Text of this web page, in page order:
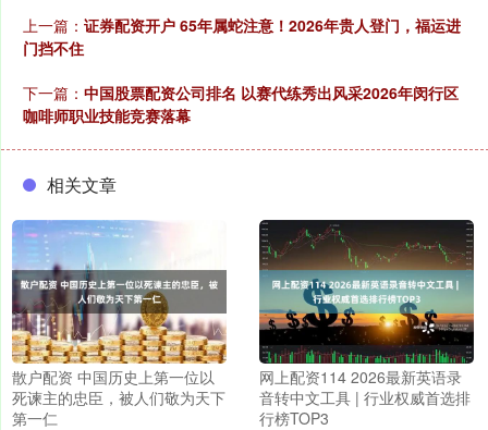
上一篇： 证券配资开户 65年属蛇注意！2026年贵人登门，福运进
门挡不住
下一篇： 中国股票配资公司排名 以赛代练秀出风采2026年闵行区
咖啡师职业技能竞赛落幕
相关文章
散户配资 中国历史上第一位以
死谏主的忠臣，被人们敬为天下
第一仁
网上配资114 2026最新英语录
音转中文工具 | 行业权威首选排
行榜TOP3